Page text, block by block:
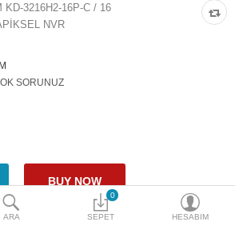
ARA
0
SEPET HESABIM
KD-3216H2-16P-C / 16
NVR
SORUNUZ